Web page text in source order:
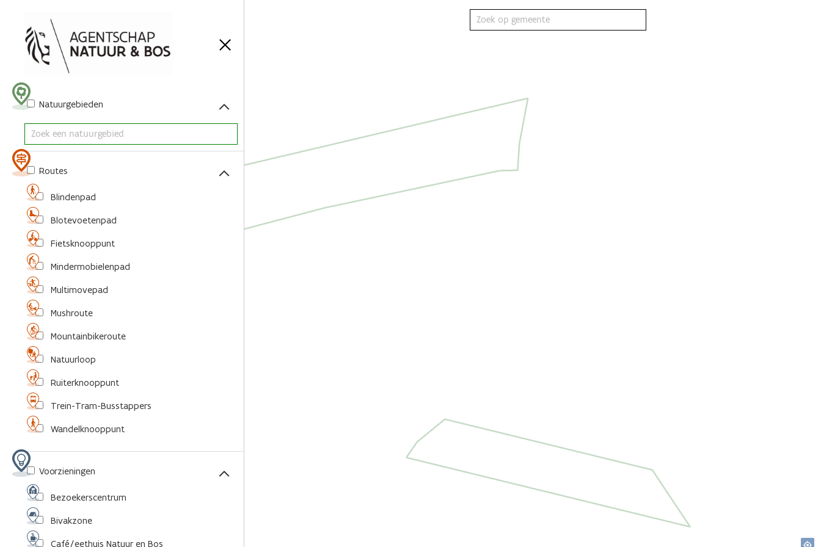
Acties
Natuurgebieden
Routes
Blindenpad
Blotevoetenpad
Fietsknooppunt
Mindermobielenpad
Multimovepad
Mushroute
Mountainbikeroute
Natuurloop
Ruiterknooppunt
Trein-Tram-Busstappers
Wandelknooppunt
Voorzieningen
Bezoekerscentrum
Bivakzone
Café/eethuis Natuur en Bos